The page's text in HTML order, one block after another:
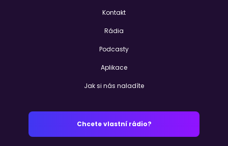
Kontakt
Rádia
Podcasty
Aplikace
Jak si nás naladíte
Chcete vlastní rádio?